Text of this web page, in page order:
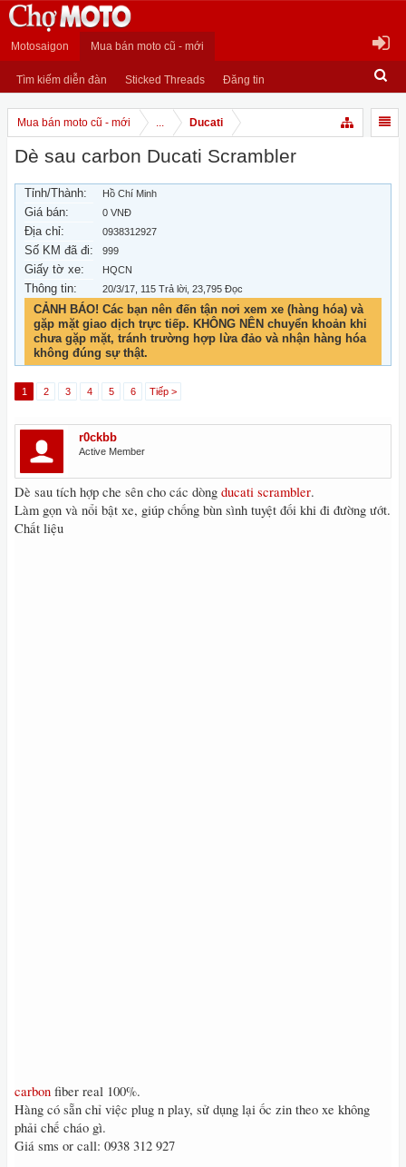
Motosaigon Mua bán moto cũ - mới
Tìm kiếm diễn đàn Sticked Threads Đăng tin
Mua bán moto cũ - mới ... Ducati
Dè sau carbon Ducati Scrambler
Tỉnh/Thành: Hồ Chí Minh
Giá bán: 0 VNĐ
Địa chỉ: 0938312927
Số KM đã đi: 999
Giấy tờ xe: HQCN
Thông tin: 20/3/17 , 115 Trả lời, 23,795 Đọc
CẢNH BÁO! Các bạn nên đến tận nơi xem xe (hàng hóa) và
gặp mặt giao dịch trực tiếp. KHÔNG NÊN chuyển khoản khi
chưa gặp mặt, tránh trường hợp lừa đảo và nhận hàng hóa
không đúng sự thật.
1 2 3 4 5 6 Tiếp >
r0ckbb
Active Member
Dè sau tích hợp che sên cho các dòng ducati scrambler.
Làm gọn và nổi bật xe, giúp chống bùn sình tuyệt đối khi đi đường ướt.
Chất liệu
carbon fiber real 100%.
Hàng có sẵn chỉ việc plug n play, sử dụng lại ốc zin theo xe không
phải chế cháo gì.
Giá sms or call: 0938 312 927